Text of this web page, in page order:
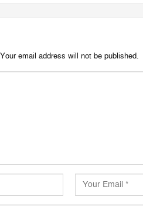
Your email address will not be published.